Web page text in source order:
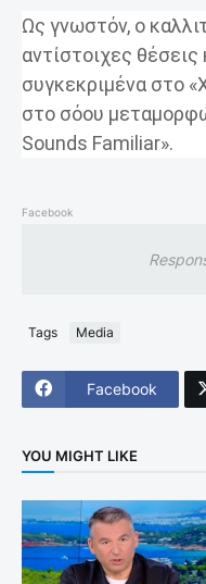
Ως γνωστόν, ο
αντίστοιχες
συγκεκριμένα στο
στο σόου
Sounds Familiar».
Facebook
Tags Media
Facebook
YOU MIGHT LIKE